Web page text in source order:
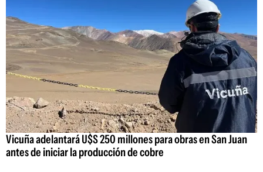
Vicuña adelantará U$S 250 millones para obras en San Juan
antes de iniciar la producción de cobre